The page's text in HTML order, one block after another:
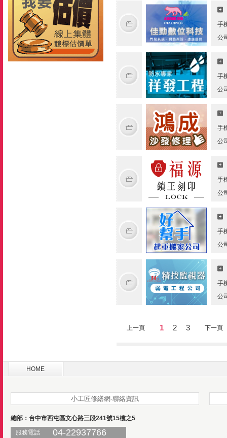
手
公
手
公
手
公
手
公
手
公
手
公
上一頁 1 2 3 下一頁
HOME
小工匠修繕網-聯絡資訊
總部：台中市西屯區文心路三段241號15樓之5
服務電話
04-22937766